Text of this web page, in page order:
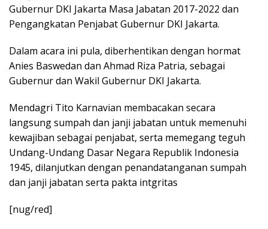
Gubernur DKI Jakarta Masa Jabatan 2017-2022 dan
Pengangkatan Penjabat Gubernur DKI Jakarta.
Dalam acara ini pula, diberhentikan dengan hormat
Anies Baswedan dan Ahmad Riza Patria, sebagai
Gubernur dan Wakil Gubernur DKI Jakarta.
Mendagri Tito Karnavian membacakan secara
langsung sumpah dan janji jabatan untuk memenuhi
kewajiban sebagai penjabat, serta memegang teguh
Undang-Undang Dasar Negara Republik Indonesia
1945, dilanjutkan dengan penandatanganan sumpah
dan janji jabatan serta pakta intgritas
[nug/red]